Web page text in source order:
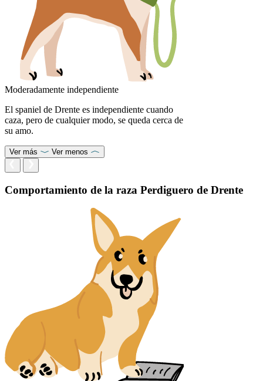
Moderadamente independiente
El spaniel de Drente es independiente cuando
caza, pero de cualquier modo, se queda cerca de
su amo.
Ver más Ver menos
Comportamiento de la raza Perdiguero de Drente